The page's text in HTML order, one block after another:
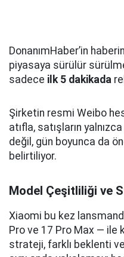
DonanımHaber’in
piyasaya sürülür
sadece ilk 5 dakikada
Şirketin resmi Weibo
atıfla, satışların
değil, gün boyunca da
belirtiliyor.
Model Çeşitliliği ve
Xiaomi bu kez
Pro ve 17 Pro Max — ile
strateji, farklı beklenti